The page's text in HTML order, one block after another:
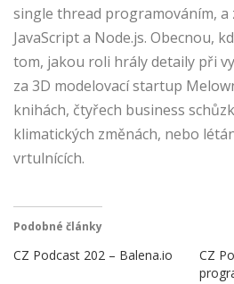
single thread programováním, a
JavaScript a Node.js. Obecnou,
tom, jakou roli hrály detaily při
za 3D modelovací startup
knihách, čtyřech business
klimatických změnách, nebo
vrtulnících.
Podobné články
CZ Podcast 202 – Balena.io
CZ